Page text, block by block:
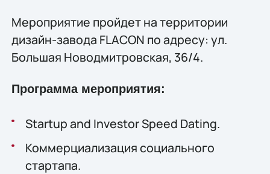
Мероприятие пройдет на территории
дизайн-завода FLACON по адресу: ул.
Большая Новодмитровская, 36/4.
Программа мероприятия:
Startup and Investor Speed Dating.
Коммерциализация социального
стартапа.